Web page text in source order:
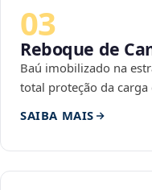
03
Reboque de
Baú imobilizado na
total proteção da carga
SAIBA MAIS